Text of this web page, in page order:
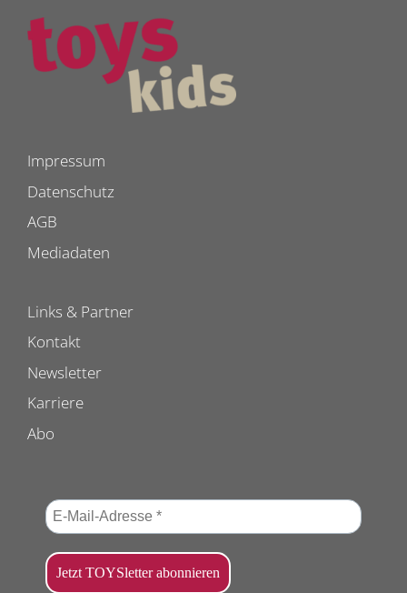
Impressum
Datenschutz
AGB
Mediadaten
Links & Partner
Kontakt
Newsletter
Karriere
Abo